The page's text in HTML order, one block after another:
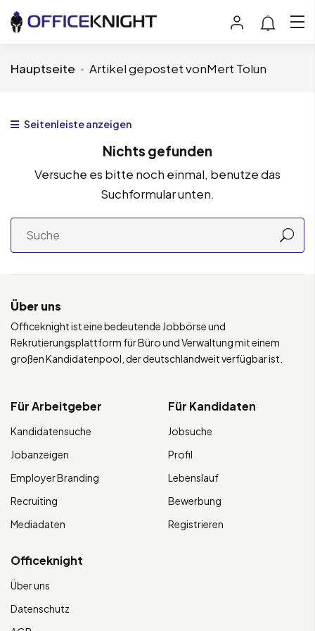
Hauptseite Artikel gepostet vonMert Tolun
Seitenleiste anzeigen
Nichts gefunden
Versuche es bitte noch einmal, benutze das
Suchformular unten.
Über uns
Officeknight ist eine bedeutende Jobbörse und
Rekrutierungsplattform für Büro und Verwaltung mit einem
großen Kandidatenpool, der deutschlandweit verfügbar ist.
Für Arbeitgeber
Kandidatensuche
Jobanzeigen
Employer Branding
Recruiting
Mediadaten
Für Kandidaten
Jobsuche
Profil
Lebenslauf
Bewerbung
Registrieren
Officeknight
Über uns
Datenschutz